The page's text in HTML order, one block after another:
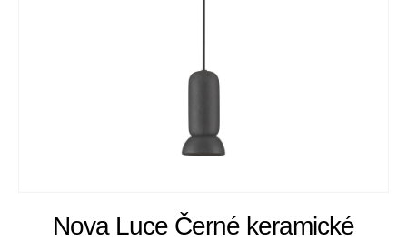
Nova Luce Černé keramické